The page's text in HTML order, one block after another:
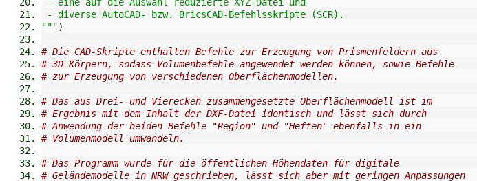
- diverse AutoCAD- bzw. BricsCAD-Befehlsskripte (SCR).
""")
# Die CAD-Skripte enthalten Befehle zur Erzeugung von Prismenfeldern aus
# 3D-Körpern, sodass Volumenbefehle angewendet werden können, sowie Befehle
# zur Erzeugung von verschiedenen Oberflächenmodellen.
# Das aus Drei- und Vierecken zusammengesetzte Oberflächenmodell ist im
# Ergebnis mit dem Inhalt der DXF-Datei identisch und lässt sich durch
# Anwendung der beiden Befehle "Region" und "Heften" ebenfalls in ein
# Volumenmodell umwandeln.
# Das Programm wurde für die öffentlichen Höhendaten für digitale
# Geländemodelle in NRW geschrieben, lässt sich aber mit geringen Anpassungen